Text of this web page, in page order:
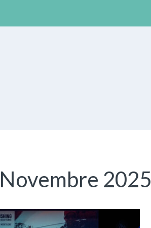
Novembre 2025